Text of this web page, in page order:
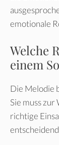
emotionale
Welche
einem
Die Melodie
Sie muss
richtige